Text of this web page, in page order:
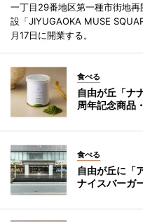
一丁目29番地区第一種市街地
設「JIYUGAOKA MUSE
月17日に開業する。
食べる
自由が丘「ナ
周年記念商品
食べる
自由が丘に「
ナイスバーガ